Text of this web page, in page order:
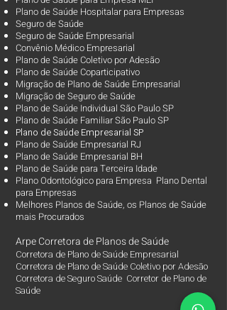
Plano de Saúde Hospitalar para Empresas
Seguro de Saúde
Seguro de Saúde Empresarial
Convênio Médico Empresarial
Plano de Saúde Coletivo por Adesão
Plano de Saúde Coparticipativo
Migração de Plano de Saúde Empresarial
Migração de Seguro de Saúde
Plano de Saúde Individual São Paulo SP
Plano de Saúde Familiar São Paulo SP
Plano de Saúde Empresarial SP
Plano de Saúde Empresarial RJ
Plano de Saúde Empresarial BH
Plano de Saúde para Terceira Idade
Plano Odontológico para Empresa Plano Dental
para Empresas
Melhores Planos de Saúde, os Planos de Saúde
mais Procurados​
Arpe Corretora de Planos de Saúde
Corretora de Plano de Saúde Empresarial
Corretora de Plano de Saúde Coletivo por Adesão
Corretora de Seguro Saúde Corretor de Plano de
Saúde